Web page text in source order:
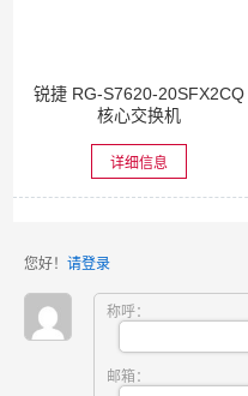
锐捷 RG-S7620-20SFX2CQ
核心交换机
详细信息
您好！ 请登录
称呼：
邮箱：